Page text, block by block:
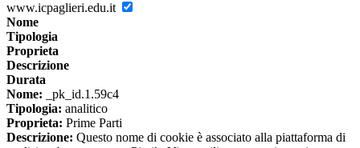
www.icpaglieri.edu.it
Nome
Tipologia
Proprieta
Descrizione
Durata
Nome: _pk_id.1.59c4
Tipologia: analitico
Proprieta: Prime Parti
Descrizione: Questo nome di cookie è associato alla piattaforma di